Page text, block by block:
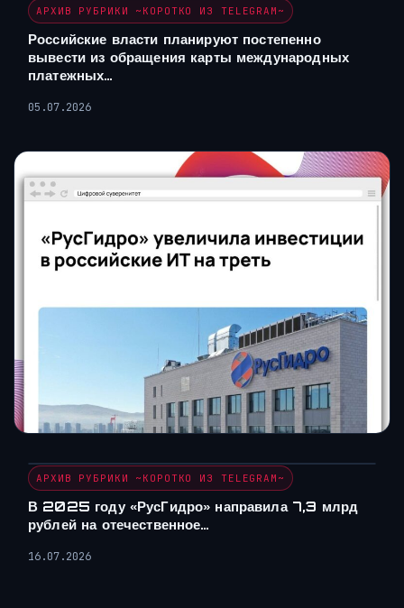
АРХИВ РУБРИКИ ~КОРОТКО ИЗ TELEGRAM~
Российские власти планируют постепенно
вывести из обращения карты международных
платежных…
05.07.2026
АРХИВ РУБРИКИ ~КОРОТКО ИЗ TELEGRAM~
В 2025 году «РусГидро» направила 7,3 млрд
рублей на отечественное…
16.07.2026